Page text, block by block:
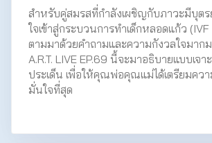
สำหรับคู่สมรสที่กำลังเผชิญกับภาวะมีบุต
ใจเข้าสู่กระบวนการทำเด็กหลอดแก้ว
ตามมาด้วยคำถามและความกังวลใจมาก
A.R.T. LIVE EP.69 นี้จะมาอธิบายแบบเจ
ประเด็น เพื่อให้คุณพ่อคุณแม่ได้เตรียมคว
มั่นใจที่สุด